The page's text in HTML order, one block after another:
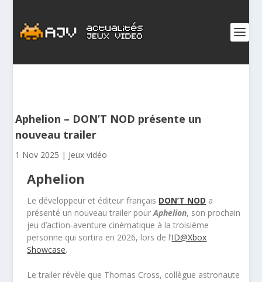
Aphelion – DON’T NOD présente un
nouveau trailer
1 Nov 2025 | Jeux vidéo
Aphelion
Le développeur et éditeur français DON’T NOD a
présenté un nouveau trailer pourAphelion, son prochain
jeu d’action-aventure cinématique à la troisième
personne qui sortira en 2026, lors de l’ID@Xbox
Showcase.
Le trailer révèle que Thomas Cross, collègue astronaute